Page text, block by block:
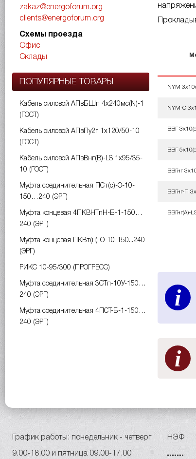
zakaz@energoforum.org
clients@energoforum.org
Схемы проезда
Офис
Склады
ПОПУЛЯРНЫЕ ТОВАРЫ
Кабель силовой АПвБШп 4х240мс(N)-1
(ГОСТ)
Кабель силовой АПвПу2г 1х120/50-10
(ГОСТ)
Кабель силовой АПвВнг(B)-LS 1х95/35-
10 (ГОСТ)
Муфта соединительная ПСт(с)-О-10-
150…240 (ЭРГ)
Муфта концевая 4ПКВНТпН-Б-1-150…
240 (ЭРГ)
Муфта концевая ПКВт(н)-О-10-150...240
(ЭРГ)
РИКС 10-95/300 (ПРОГРЕСС)
Муфта соединительная 3СТп-10У-150…
240 (ЭРГ)
Муфта соединительная 4ПСТ-Б-1-150…
240 (ЭРГ)
NYM
NYM-O
ВВГ
ВВГ
ВВГнг
ВВГнг-П
ВВГнг(A)-
i
i
НЭФ
График работы: понедельник - четверг
9.00-18.00 и пятница 09.00-17.00